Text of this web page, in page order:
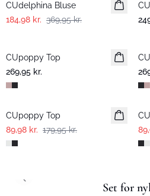
CUdelphina Bluse
184,98 kr. 369,95 kr.
CUpoppy Top
269,95 kr.
-50%
CUpoppy Top
89,98 kr. 179,95 kr.
-
Set for
Previous slide